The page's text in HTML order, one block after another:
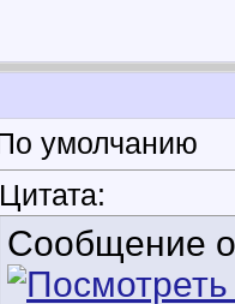
Цитата:
Сообщение